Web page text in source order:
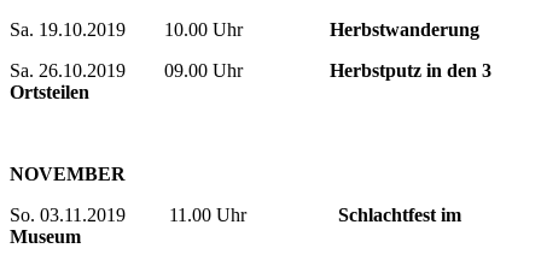
Sa. 19.10.2019 10.00 Uhr Herbstwanderung
Sa. 26.10.2019 09.00 Uhr Herbstputz in den 3
Ortsteilen
NOVEMBER
So. 03.11.2019 11.00 Uhr Schlachtfest im
Museum